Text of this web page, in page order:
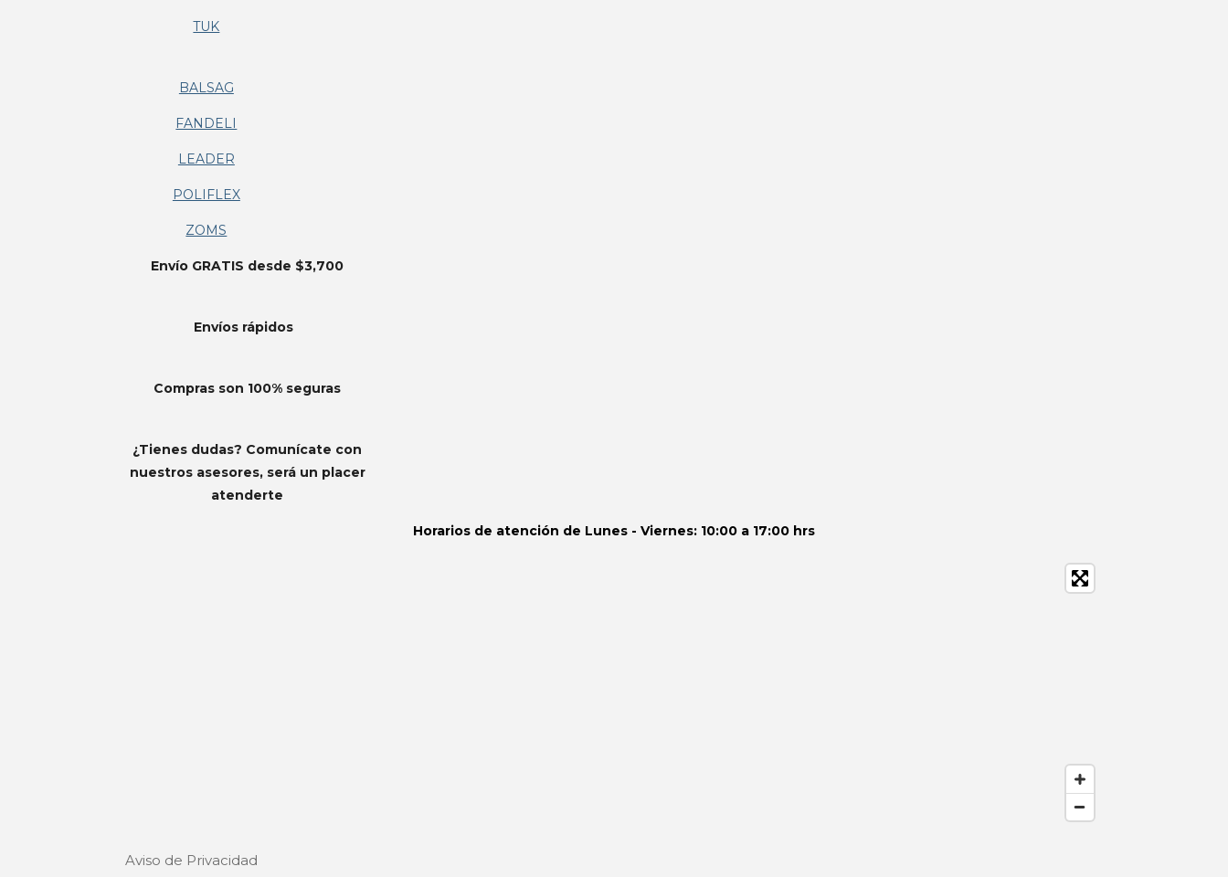
TUK
BALSAG
FANDELI
LEADER
POLIFLEX
ZOMS
Envío GRATIS desde $3,700
Envíos rápidos
Compras son 100% seguras
¿Tienes dudas? Comunícate con
nuestros asesores, será un placer
atenderte
Horarios de atención de Lunes - Viernes: 10:00 a 17:00 hrs
Aviso de Privacidad